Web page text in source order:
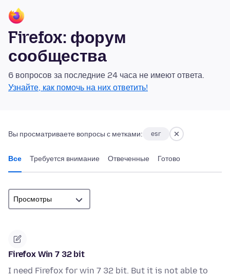
Firefox: форум
сообщества
6 вопросов за последние 24 часа не имеют ответа.
Узнайте, как помочь на них ответить!
Вы просматриваете вопросы с метками: esr
Все Требуется внимание Отвеченные Готово
Firefox Win 7 32 bit
I need Firefox for win 7 32 bit. But it is not able to